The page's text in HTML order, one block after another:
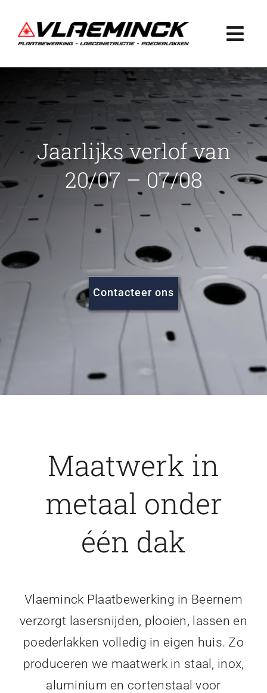
naar
inhoud
Plaatbewerking
Lasconstructie
Poederlakken
Projecten
FAQ
Vacatures
Jaarlijks verlof van
20/07 – 07/08
Contacteer ons
Maatwerk in
metaal onder
één dak
Vlaeminck Plaatbewerking in Beernem
verzorgt lasersnijden, plooien, lassen en
poederlakken volledig in eigen huis. Zo
produceren we maatwerk in staal, inox,
aluminium en cortenstaal voor